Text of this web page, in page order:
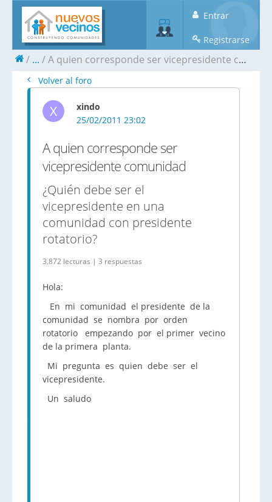
Entrar
Registrarse
... A quien corresponde ser vicepresidente comunidad
Volver al foro
X
xindo
25/02/2011 23:02
A quien corresponde ser
vicepresidente comunidad
¿Quién debe ser el
vicepresidente en una
comunidad con presidente
rotatorio?
3.872 lecturas | 3 respuestas
Hola:
En mi comunidad el presidente de la
comunidad se nombra por orden
rotatorio empezando por el primer vecino
de la primera planta.
Mi pregunta es quien debe ser el
vicepresidente.
Un saludo